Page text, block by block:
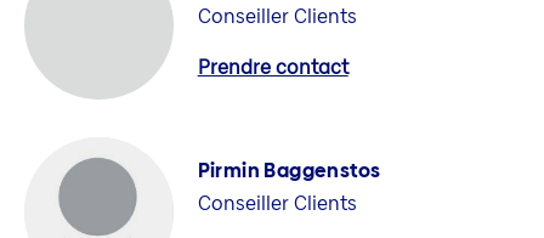
Conseiller Clients
Prendre contact
Pirmin Baggenstos
Conseiller Clients